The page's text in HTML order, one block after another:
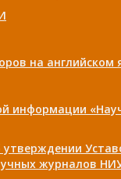
на английском
информации
журналов